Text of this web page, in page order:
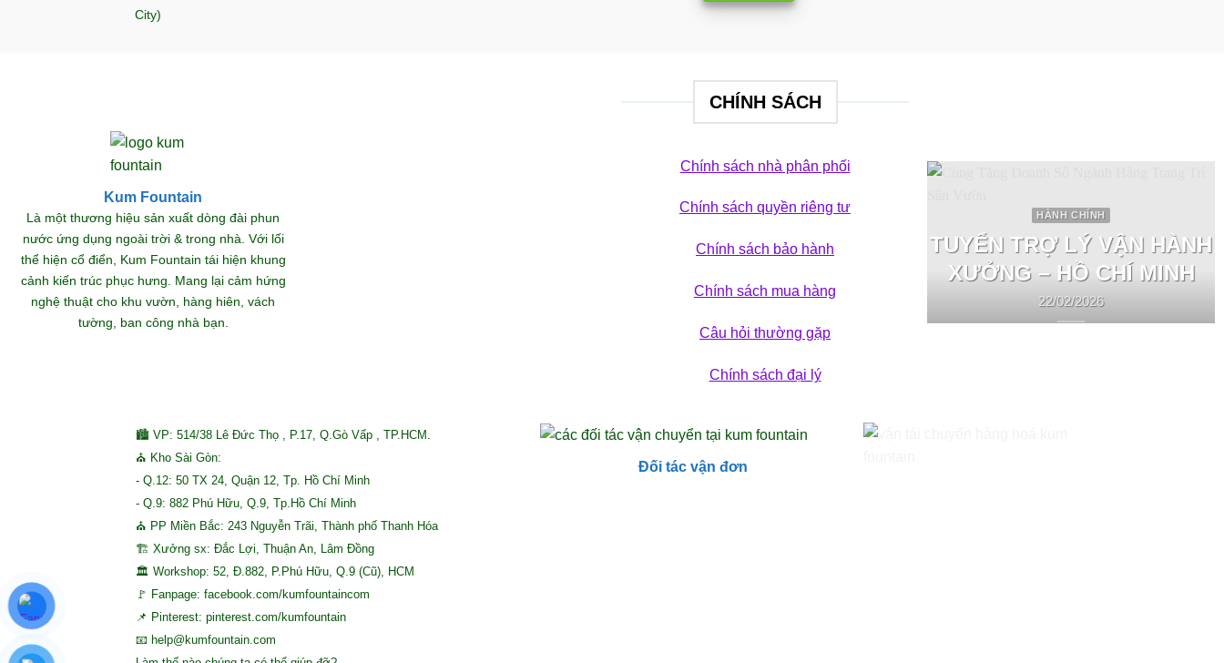
City)
Kum Fountain
Là một thương hiệu sản xuất dòng đài phun
nước ứng dụng ngoài trời & trong nhà. Với lối
thể hiện cổ điển, Kum Fountain tái hiện khung
cảnh kiến trúc phục hưng. Mang lại cảm hứng
nghệ thuật cho khu vườn, hàng hiên, vách
tường, ban công nhà bạn.
CHÍNH SÁCH
Chính sách nhà phân phối
Chính sách quyền riêng tư
Chính sách bảo hành
Chính sách mua hàng
Câu hỏi thường gặp
Chính sách đại lý
HÀNH CHÍNH
TUYỂN TRỢ LÝ VẬN HÀNH
XƯỞNG – HỒ CHÍ MINH
22/02/2026
🏙 VP: 514/38 Lê Đức Thọ , P.17, Q.Gò Vấp , TP.HCM.
⛪ Kho Sài Gòn:
- Q.12: 50 TX 24, Quận 12, Tp. Hồ Chí Minh
- Q.9: 882 Phú Hữu, Q.9, Tp.Hồ Chí Minh
⛪ PP Miền Bắc: 243 Nguyễn Trãi, Thành phố Thanh Hóa
🏗 Xưởng sx: Đắc Lợi, Thuận An, Lâm Đồng
🏛 Workshop: 52, Đ.882, P.Phú Hữu, Q.9 (Cũ), HCM
🚩 Fanpage: facebook.com/kumfountaincom
📌 Pinterest: pinterest.com/kumfountain
📧 help@kumfountain.com
Đối tác vận đơn